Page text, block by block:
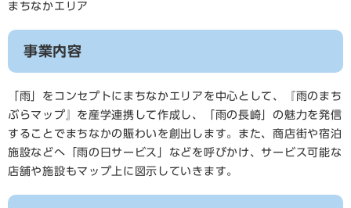
まちなかエリア
事業内容
「雨」をコンセプトにまちなかエリアを中心として、『雨のまち
ぶらマップ』を産学連携して作成し、「雨の長崎」の魅力を発信
することでまちなかの賑わいを創出します。また、商店街や宿泊
施設などへ「雨の日サービス」などを呼びかけ、サービス可能な
店舗や施設もマップ上に図示していきます。